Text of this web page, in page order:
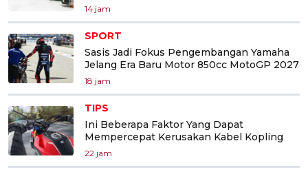
14 jam
SPORT
Sasis Jadi Fokus Pengembangan Yamaha
Jelang Era Baru Motor 850cc MotoGP 2027
18 jam
TIPS
Ini Beberapa Faktor Yang Dapat
Mempercepat Kerusakan Kabel Kopling
22 jam